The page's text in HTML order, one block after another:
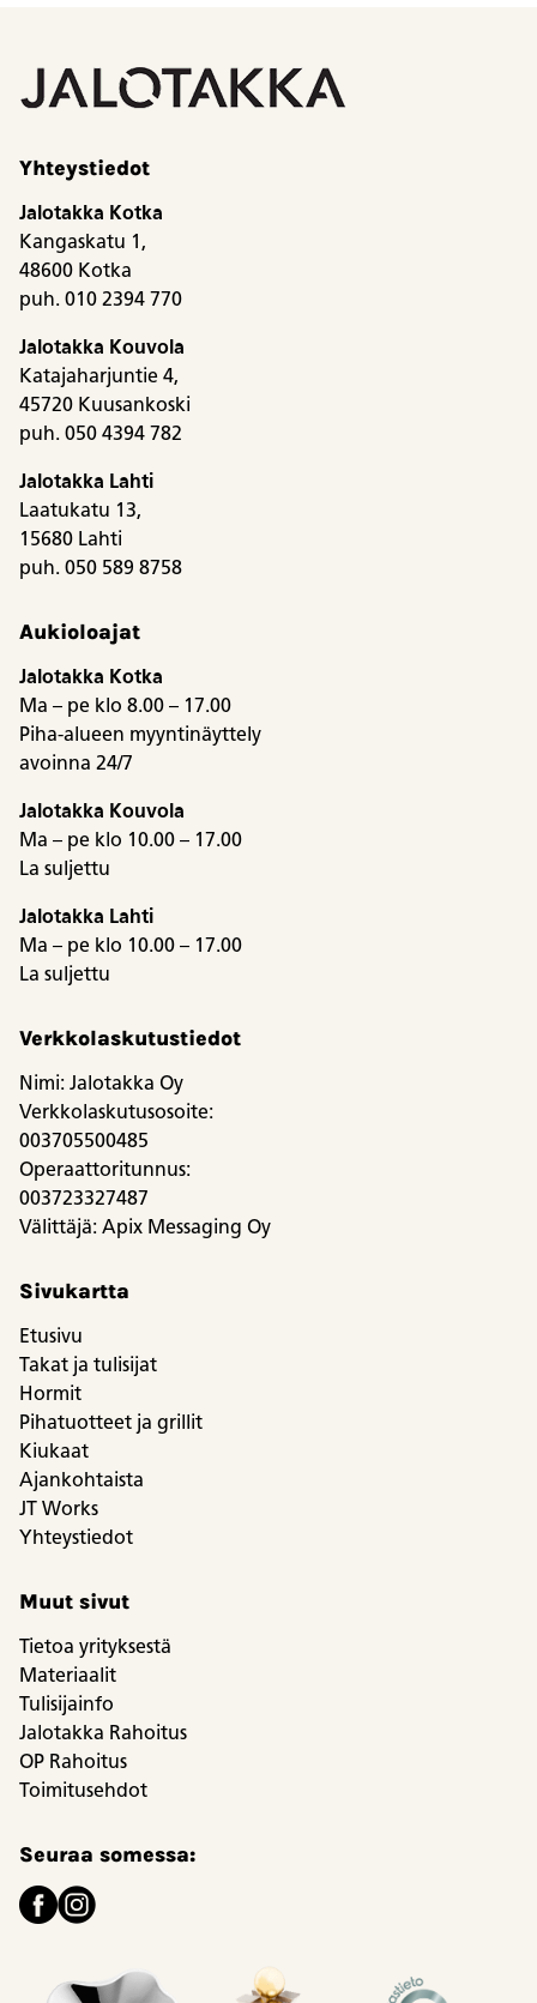
Yhteystiedot
Jalotakka Kotka
Kangaskatu 1,
48600 Kotka
puh. 010 2394 770
Jalotakka Kouvola
Katajaharjuntie 4,
45720 Kuusankoski
puh. 050 4394 782
Jalotakka Lahti
Laatukatu 13,
15680 Lahti
puh. 050 589 8758
Aukioloajat
Jalotakka Kotka
Ma – pe klo 8.00 – 17.00
Piha-alueen myyntinäyttely
avoinna 24/7
Jalotakka Kouvola
Ma – pe klo 10.00 – 17.00
La suljettu
Jalotakka Lahti
Ma – pe klo 10.00 – 17.00
La suljettu
Verkkolaskutustiedot
Nimi: Jalotakka Oy
Verkkolaskutusosoite:
003705500485
Operaattoritunnus:
003723327487
Välittäjä: Apix Messaging Oy
Sivukartta
Etusivu
Takat ja tulisijat
Hormit
Pihatuotteet ja grillit
Kiukaat
Ajankohtaista
JT Works
Yhteystiedot
Muut sivut
Tietoa yrityksestä
Materiaalit
Tulisijainfo
Jalotakka Rahoitus
OP Rahoitus
Toimitusehdot
Seuraa somessa: